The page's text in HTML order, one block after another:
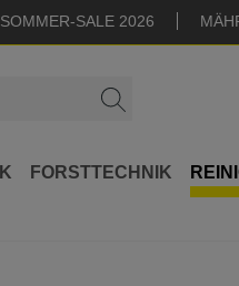
SOMMER-SALE 2026
FORSTTECHNIK